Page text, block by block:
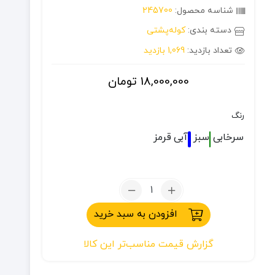
شناسه محصول: 245700
دسته بندی:کوله‌پشتی
تعداد بازدید: 1,069 بازدید
18,000,000 تومان
رنگ
سرخابی سبز آبی قرمز
تعداد:
کوله
پشتی
36
لیتر
افزودن به سبد خرید
گزارش قیمت مناسب‌تر این کالا